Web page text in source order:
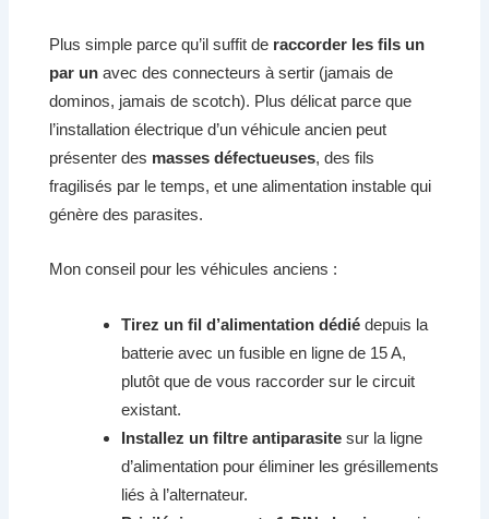
Plus simple parce qu’il suffit de raccorder les fils un
par un avec des connecteurs à sertir (jamais de
dominos, jamais de scotch). Plus délicat parce que
l’installation électrique d’un véhicule ancien peut
présenter des masses défectueuses, des fils
fragilisés par le temps, et une alimentation instable qui
génère des parasites.
Mon conseil pour les véhicules anciens :
Tirez un fil d’alimentation dédié depuis la
batterie avec un fusible en ligne de 15 A,
plutôt que de vous raccorder sur le circuit
existant.
Installez un filtre antiparasite sur la ligne
d’alimentation pour éliminer les grésillements
liés à l’alternateur.